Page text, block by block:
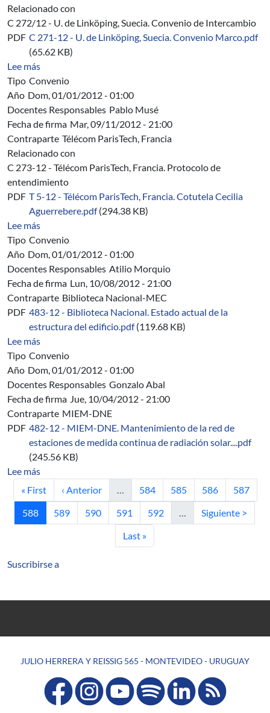
Relacionado con
C 272/12 - U. de Linköping, Suecia. Convenio de Intercambio
PDF C 271-12 - U. de Linköping, Suecia. Convenio Marco.pdf
(65.62 KB)
Lee más
Tipo Convenio
Año Dom, 01/01/2012 - 01:00
Docentes Responsables Pablo Musé
Fecha de firma Mar, 09/11/2012 - 21:00
Contraparte Télécom ParisTech, Francia
Relacionado con
C 273-12 - Télécom ParisTech, Francia. Protocolo de
entendimiento
PDF T 5-12 - Télécom ParisTech, Francia. Cotutela Cecilia
Aguerrebere.pdf (294.38 KB)
Lee más
Tipo Convenio
Año Dom, 01/01/2012 - 01:00
Docentes Responsables Atilio Morquio
Fecha de firma Lun, 10/08/2012 - 21:00
Contraparte Biblioteca Nacional-MEC
PDF 483-12 - Biblioteca Nacional. Estado actual de la
estructura del edificio.pdf (119.68 KB)
Lee más
Tipo Convenio
Año Dom, 01/01/2012 - 01:00
Docentes Responsables Gonzalo Abal
Fecha de firma Jue, 10/04/2012 - 21:00
Contraparte MIEM-DNE
PDF 482-12 - MIEM-DNE. Mantenimiento de la red de
estaciones de medida continua de radiación solar....pdf
(245.56 KB)
Lee más
Primera página
« First Página anterior
‹ Anterior Página
584 Página
585 Página
586 Página
587
Página actual
588 Página
589 Página
590 Página
591 Página
592 Siguiente página
Siguiente >
Última página
Last »
Suscribirse a
JULIO HERRERA Y REISSIG 565 - MONTEVIDEO - URUGUAY